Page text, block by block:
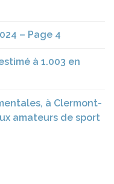
– Page 4
à 1.003 en
à Clermont-
amateurs de sport